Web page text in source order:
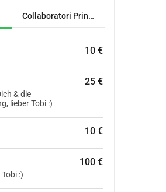
Collaboratori Principali
10 €
25 €
& die
lieber Tobi :)
10 €
100 €
:)